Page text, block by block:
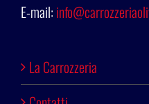
E-mail:
La Carrozzeria